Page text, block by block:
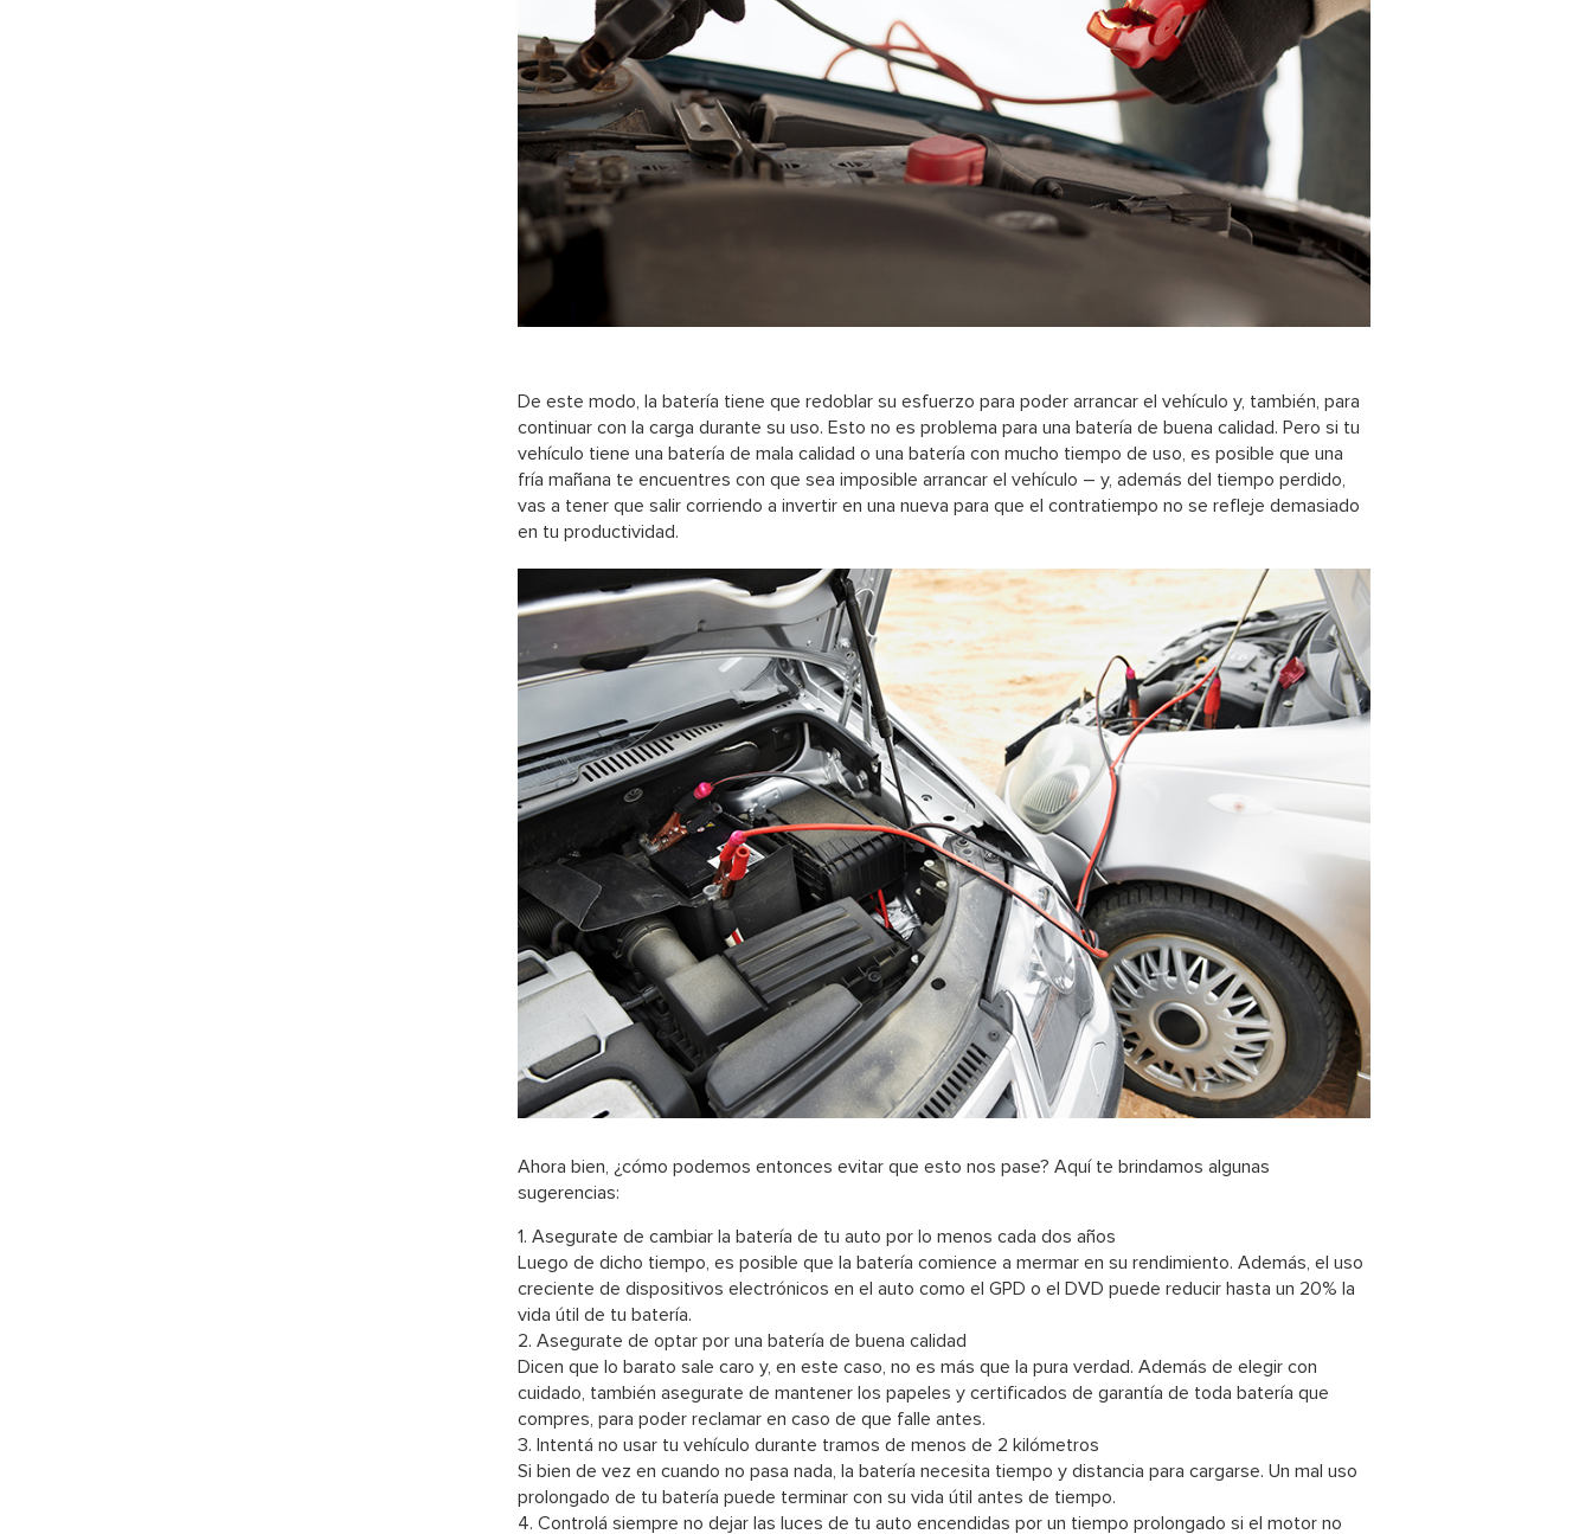
De este modo, la batería tiene que redoblar su esfuerzo para poder arrancar el vehículo y, también, para
continuar con la carga durante su uso. Esto no es problema para una batería de buena calidad. Pero si tu
vehículo tiene una batería de mala calidad o una batería con mucho tiempo de uso, es posible que una
fría mañana te encuentres con que sea imposible arrancar el vehículo – y, además del tiempo perdido,
vas a tener que salir corriendo a invertir en una nueva para que el contratiempo no se refleje demasiado
en tu productividad.
Ahora bien, ¿cómo podemos entonces evitar que esto nos pase? Aquí te brindamos algunas
sugerencias:
1. Asegurate de cambiar la batería de tu auto por lo menos cada dos años
Luego de dicho tiempo, es posible que la batería comience a mermar en su rendimiento. Además, el uso
creciente de dispositivos electrónicos en el auto como el GPD o el DVD puede reducir hasta un 20% la
vida útil de tu batería.
2. Asegurate de optar por una batería de buena calidad
Dicen que lo barato sale caro y, en este caso, no es más que la pura verdad. Además de elegir con
cuidado, también asegurate de mantener los papeles y certificados de garantía de toda batería que
compres, para poder reclamar en caso de que falle antes.
3. Intentá no usar tu vehículo durante tramos de menos de 2 kilómetros
Si bien de vez en cuando no pasa nada, la batería necesita tiempo y distancia para cargarse. Un mal uso
prolongado de tu batería puede terminar con su vida útil antes de tiempo.
4. Controlá siempre no dejar las luces de tu auto encendidas por un tiempo prolongado si el motor no